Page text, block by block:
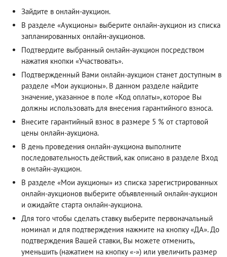
Зайдите в онлайн-аукцион.
В разделе «Аукционы» выберите онлайн-аукцион из списка
запланированных онлайн-аукционов.
Подтвердите выбранный онлайн-аукцион посредством
нажатия кнопки «Участвовать».
Подтвержденный Вами онлайн-аукцион станет доступным в
разделе «Мои аукционы». В данном разделе найдите
значение, указанное в поле «Код оплаты», которое Вы
должны использовать для внесения гарантийного взноса.
Внесите гарантийный взнос в размере 5 % от стартовой
цены онлайн-аукциона.
В день проведения онлайн-аукциона выполните
последовательность действий, как описано в разделе Вход
в онлайн-аукцион.
В разделе «Мои аукционы» из списка зарегистрированных
онлайн-аукционов выберите объявленный онлайн-аукцион
и ожидайте старта онлайн-аукциона.
Для того чтобы сделать ставку выберите первоначальный
номинал и для подтверждения нажмите на кнопку «ДА». До
подтверждения Вашей ставки, Вы можете отменить,
уменьшить (нажатием на кнопку «-») или увеличить размер